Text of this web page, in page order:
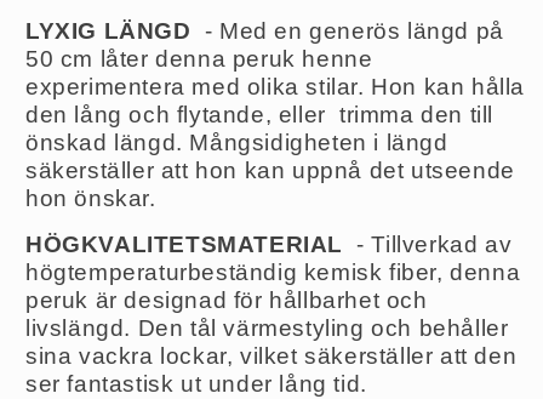
LYXIG LÄNGD - Med en generös längd på
50 cm låter denna peruk henne
experimentera med olika stilar. Hon kan hålla
den lång och flytande, eller trimma den till
önskad längd. Mångsidigheten i längd
säkerställer att hon kan uppnå det utseende
hon önskar.
HÖGKVALITETSMATERIAL - Tillverkad av
högtemperaturbeständig kemisk fiber, denna
peruk är designad för hållbarhet och
livslängd. Den tål värmestyling och behåller
sina vackra lockar, vilket säkerställer att den
ser fantastisk ut under lång tid.